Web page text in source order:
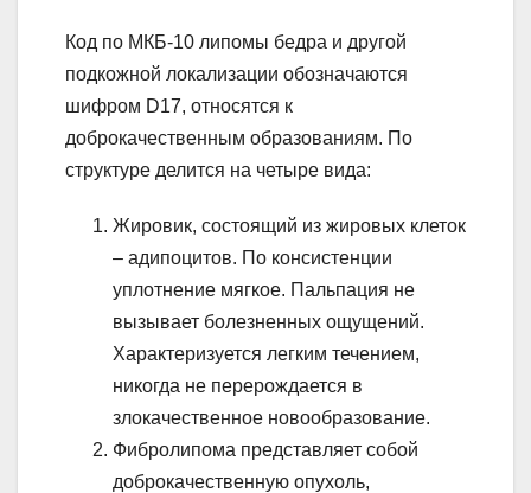
Код по МКБ-10 липомы бедра и другой
подкожной локализации обозначаются
шифром D17, относятся к
доброкачественным образованиям. По
структуре делится на четыре вида:
Жировик, состоящий из жировых клеток
– адипоцитов. По консистенции
уплотнение мягкое. Пальпация не
вызывает болезненных ощущений.
Характеризуется легким течением,
никогда не перерождается в
злокачественное новообразование.
Фибролипома представляет собой
доброкачественную опухоль,